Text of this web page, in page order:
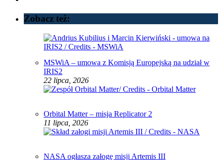
Zobacz też:
MSWiA – umowa z Komisją Europejską na udział w
IRIS2
22 lipca, 2026
Orbital Matter – misja Replicator 2
11 lipca, 2026
NASA ogłasza załogę misji Artemis III